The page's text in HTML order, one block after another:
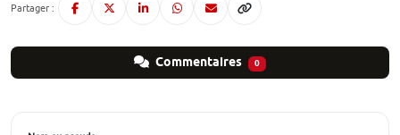
Partager :
Commentaires 0